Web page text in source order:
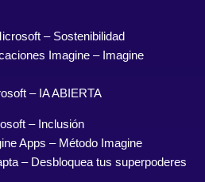
– Sostenibilidad
Imagine – Imagine
– IA ABIERTA
– Inclusión
Apps – Método Imagine
– Desbloquea tus superpoderes